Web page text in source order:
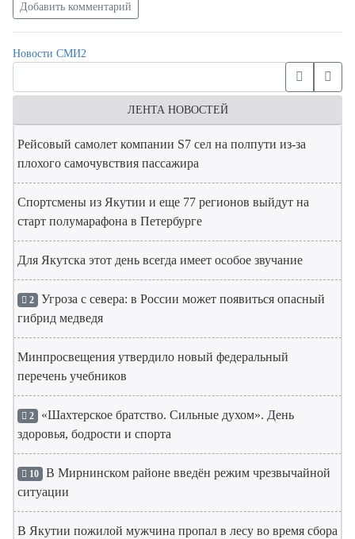
Добавить комментарий
Новости СМИ2
ЛЕНТА НОВОСТЕЙ
Рейсовый самолет компании S7 сел на полпути из-за
плохого самочувствия пассажира
Спортсмены из Якутии и еще 77 регионов выйдут на
старт полумарафона в Петербурге
Для Якутска этот день всегда имеет особое звучание
2 Угроза с севера: в России может появиться опасный
гибрид медведя
Минпросвещения утвердило новый федеральный
перечень учебников
2 «Шахтерское братство. Сильные духом». День
здоровья, бодрости и спорта
10 В Мирнинском районе введён режим чрезвычайной
ситуации
В Якутии пожилой мужчина пропал в лесу во время сбора